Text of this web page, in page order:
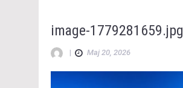
image-1779281659.jpg
| Maj 20, 2026